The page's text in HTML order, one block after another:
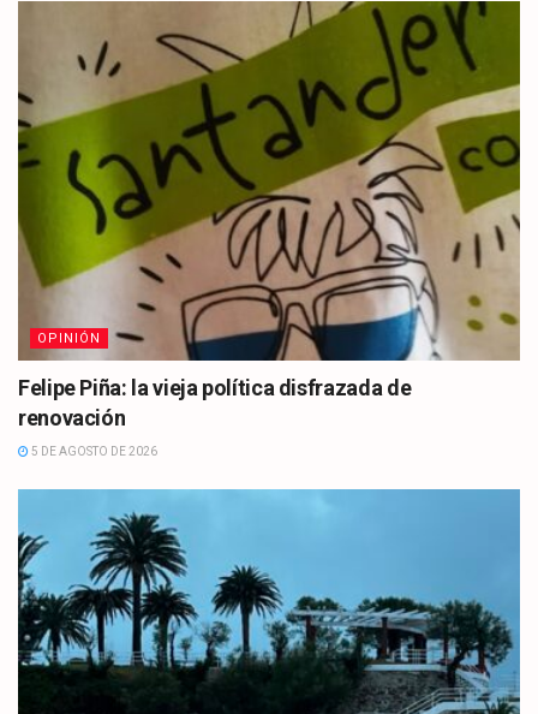
OPINIÓN
Felipe Piña: la vieja política disfrazada de
renovación
5 DE AGOSTO DE 2026